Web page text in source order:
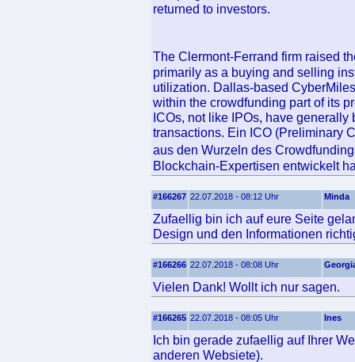
returned to investors.
The Clermont-Ferrand firm raised
primarily as a buying and selling
utilization. Dallas-based
within the crowdfunding part of its
ICOs, not like IPOs, have
transactions. Ein ICO (Preliminary
aus den Wurzeln des
Blockchain-Expertisen entwickelt
#166267 22.07.2018 - 08:12 Uhr Minda
Zufaellig bin ich auf eure Seite
Design und den Informationen
#166266 22.07.2018 - 08:08 Uhr
Vielen Dank! Wollt ich nur sagen.
#166265 22.07.2018 - 08:05 Uhr Ines
Ich bin gerade zufaellig auf Ihrer
anderen Websiete).